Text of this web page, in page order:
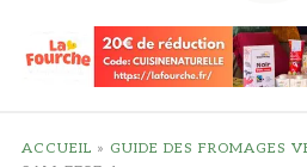
ACCUEIL » GUIDE DES FROMAGES